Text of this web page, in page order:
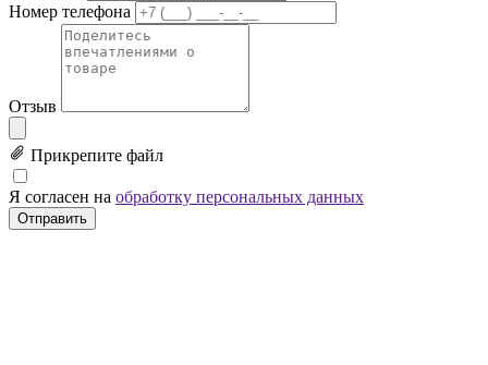
Номер телефона
Отзыв
Прикрепите файл
Я согласен на обработку персональных данных